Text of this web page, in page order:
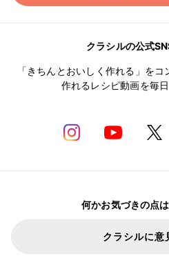
クラシルの公式
「きちんとおいしく作れる」を
作れるレシピ動画を毎
何かお気づきの点
クラシルに意